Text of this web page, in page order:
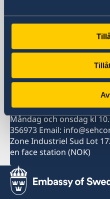
Sveriges
Etiopien, Addis
Svenska konsulat
Sveriges
Måndag och onsdag kl
356973 Email:
Zone Industriel Sud Lot
en face station (NOK)